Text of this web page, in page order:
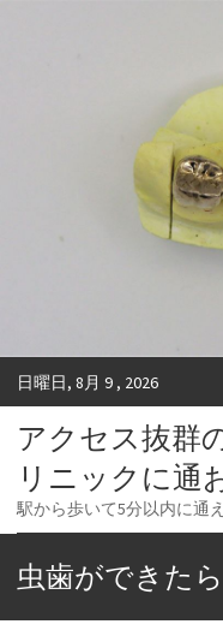
日曜日, 8月 9 , 2026
アクセス抜群
リニックに通
駅から歩いて5分以内に通
虫歯ができた